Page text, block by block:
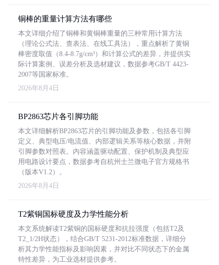
铜棒的重量计算方法有哪些
本文详细介绍了铜棒和黄铜棒重量的三种常用计算方法
（理论公式法、查表法、在线工具法），重点解析了黄铜
棒密度取值（8.4-8.7g/cm³）和计算公式的差异，并提供实
际计算案例、误差分析及选材建议，数据参考GB/T 4423-
2007等国家标准。
2026年8月4日
BP2863芯片各引脚功能
本文详细解析BP2863芯片的引脚功能及参数，包括各引脚
定义、典型电压/电流值、内部逻辑关系等核心数据，并附
引脚参数对照表。内容涵盖驱动配置、保护机制及典型应
用电路设计要点，数据参考自杭州士兰微电子官方规格书
（版本V1.2）。
2026年8月4日
T2紫铜国标硬度及力学性能分析
本文系统解读T2紫铜的国标硬度和抗拉强度（包括T2及
T2_1/2H状态），结合GB/T 5231-2012标准数据，详细分
析其力学性能指标及影响因素，并对比不同状态下的金属
特性差异，为工业选材提供参考。